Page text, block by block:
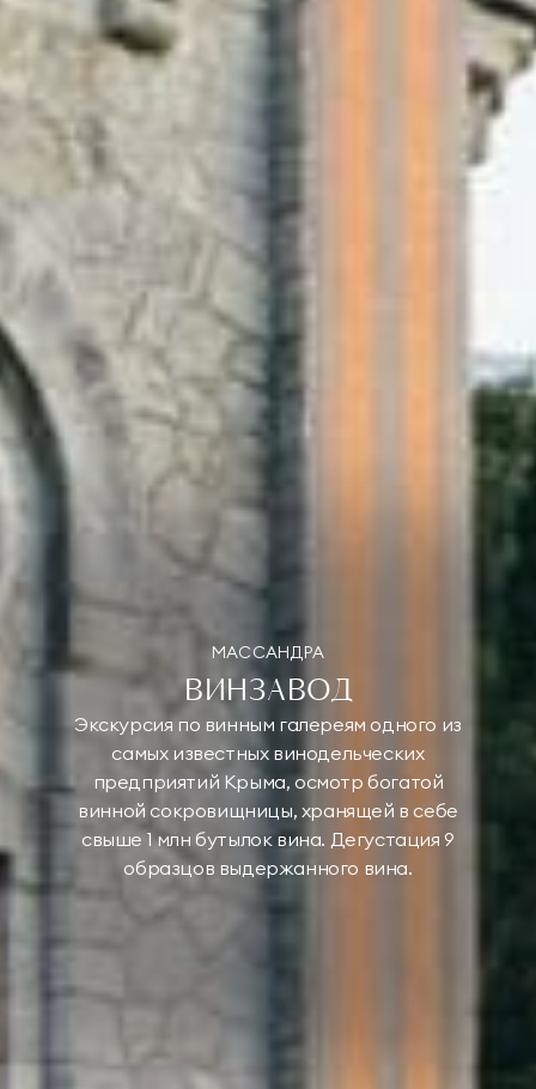
МАССАНДРА
ВИНЗАВОД
Экскурсия по винным галереям одного из
самых известных винодельческих
предприятий Крыма, осмотр богатой
винной сокровищницы, хранящей в себе
свыше 1 млн бутылок вина. Дегустация 9
образцов выдержанного вина.